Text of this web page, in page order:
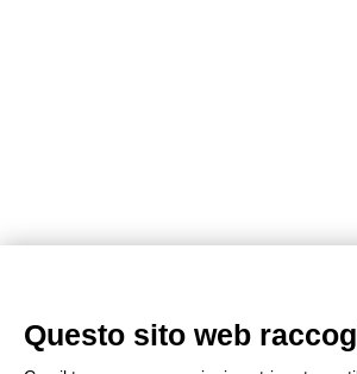
Questo sito web